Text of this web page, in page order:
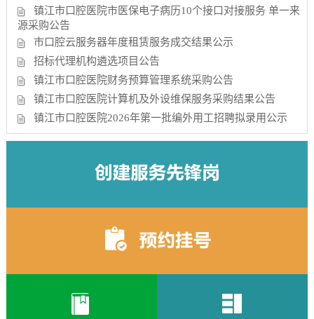
镇江市口腔医院市医保电子病历10个接口对接服务 单一来
源采购公告
市口腔云服务器年度租赁服务成交结果公示
招标代理机构遴选项目公告
镇江市口腔医院财务预算管理系统采购公告
镇江市口腔医院计算机及外设维保服务采购结果公告
镇江市口腔医院2026年第一批编外用工招聘拟录用公示